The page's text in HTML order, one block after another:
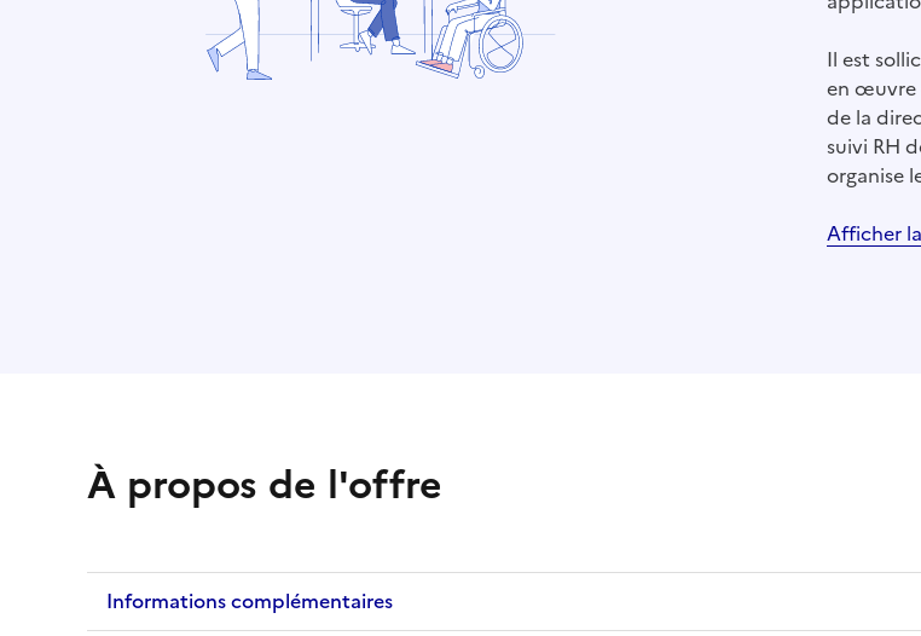
Il est
en œuvre
de la
suivi RH
organise
Afficher
À propos de l'offre
Informations complémentaires